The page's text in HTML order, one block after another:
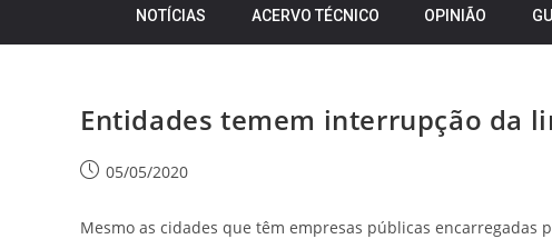
NOTÍCIAS ACERVO TÉCNICO OPINIÃO
Entidades temem interrupção da
05/05/2020
Mesmo as cidades que têm empresas públicas